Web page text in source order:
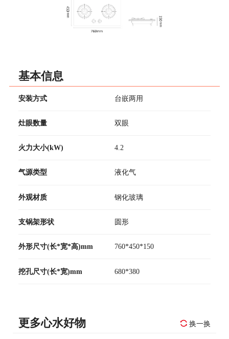
基本信息
安装方式 台嵌两用
灶眼数量 双眼
火力大小(kW) 4.2
气源类型 液化气
外观材质 钢化玻璃
支锅架形状 圆形
外形尺寸(长*宽*高)mm 760*450*150
挖孔尺寸(长*宽)mm 680*380
更多心水好物 换一换